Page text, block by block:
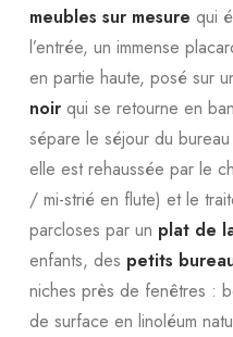
meubles sur mesure qui
l’entrée, un immense
en partie haute, posé sur
noir qui se retourne en
sépare le séjour du bureau
elle est rehaussée par le
/ mi-strié en flute) et le
parcloses par un plat de
enfants, des petits
niches près de fenêtres :
de surface en linoléum